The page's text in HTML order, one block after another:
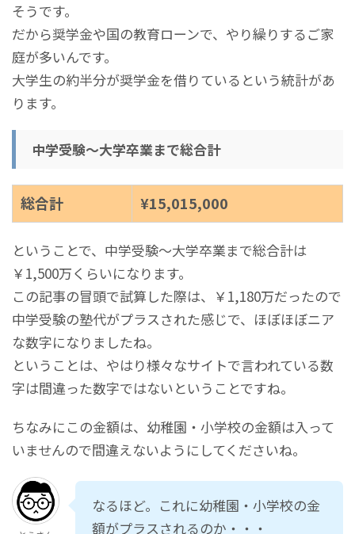
そうです。
だから奨学金や国の教育ローンで、やり繰りするご家
庭が多いんです。
大学生の約半分が奨学金を借りているという統計があ
ります。
中学受験～大学卒業まで総合計
総合計 ¥15,015,000
ということで、中学受験～大学卒業まで総合計は
￥1,500万くらいになります。
この記事の冒頭で試算した際は、￥1,180万だったので
中学受験の塾代がプラスされた感じで、ほぼほぼニア
な数字になりましたね。
ということは、やはり様々なサイトで言われている数
字は間違った数字ではないということですね。
ちなみにこの金額は、幼稚園・小学校の金額は入って
いませんので間違えないようにしてくださいね。
なるほど。これに幼稚園・小学校の金
額がプラスされるのか・・・